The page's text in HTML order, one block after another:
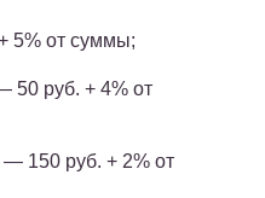
5% от суммы;
50 руб. + 4% от
150 руб. + 2% от